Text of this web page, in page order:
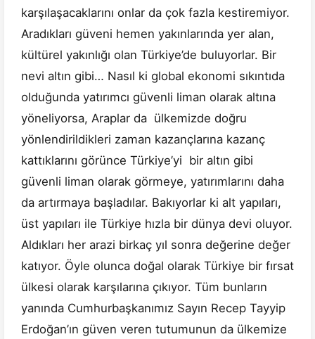
karşılaşacaklarını onlar da çok fazla kestiremiyor.
Aradıkları güveni hemen yakınlarında yer alan,
kültürel yakınlığı olan Türkiye’de buluyorlar. Bir
nevi altın gibi… Nasıl ki global ekonomi sıkıntıda
olduğunda yatırımcı güvenli liman olarak altına
yöneliyorsa, Araplar da ülkemizde doğru
yönlendirildikleri zaman kazançlarına kazanç
kattıklarını görünce Türkiye’yi bir altın gibi
güvenli liman olarak görmeye, yatırımlarını daha
da artırmaya başladılar. Bakıyorlar ki alt yapıları,
üst yapıları ile Türkiye hızla bir dünya devi oluyor.
Aldıkları her arazi birkaç yıl sonra değerine değer
katıyor. Öyle olunca doğal olarak Türkiye bir fırsat
ülkesi olarak karşılarına çıkıyor. Tüm bunların
yanında Cumhurbaşkanımız Sayın Recep Tayyip
Erdoğan’ın güven veren tutumunun da ülkemize